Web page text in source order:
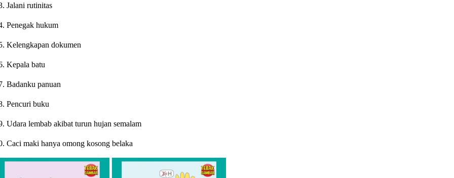
Jalani rutinitas
Penegak hukum
Kelengkapan dokumen
Kepala batu
Badanku panuan
Pencuri buku
Udara lembab akibat turun hujan semalam
Caci maki hanya omong kosong belaka